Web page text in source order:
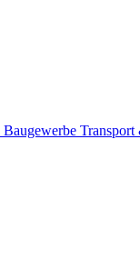
Baugewerbe